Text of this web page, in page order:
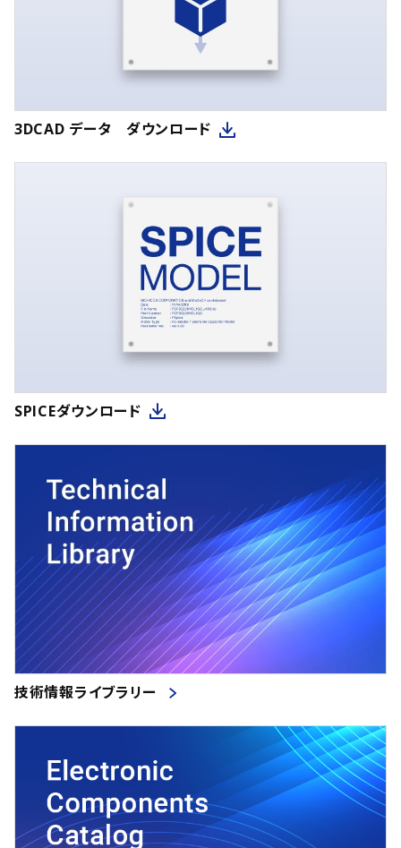
3DCAD データ ダウンロード
SPICEダウンロード
技術情報ライブラリー